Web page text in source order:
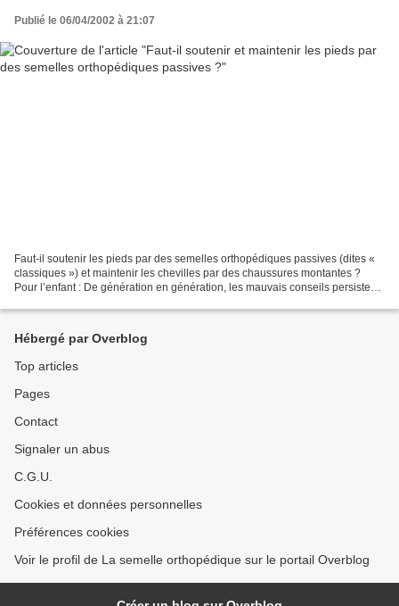
Publié le 06/04/2002 à 21:07
Faut-il soutenir les pieds par des semelles orthopédiques passives (dites «
classiques ») et maintenir les chevilles par des chaussures montantes ?
Pour l’enfant : De génération en génération, les mauvais conseils persistent !
Hébergé par Overblog
Top articles
Pages
Contact
Signaler un abus
C.G.U.
Cookies et données personnelles
Préférences cookies
Voir le profil de La semelle orthopédique sur le portail Overblog